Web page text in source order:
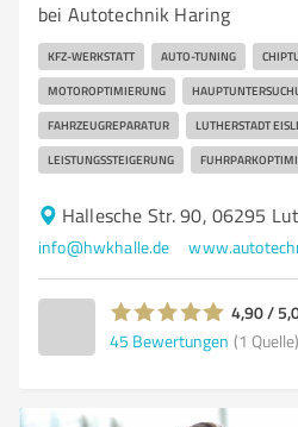
bei Autotechnik Haring
KFZ-WERKSTATT AUTO-TUNING
MOTOROPTIMIERUNG
FAHRZEUGREPARATUR LUTHERSTADT
LEISTUNGSSTEIGERUNG
Hallesche Str. 90, 06295
info@hwkhalle.de
4,90 /
45 Bewertungen (1 Quelle)